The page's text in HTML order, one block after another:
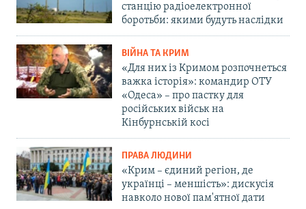
станцію радіоелектронної
боротьби: якими будуть наслідки
ВІЙНА ТА КРИМ
«Для них із Кримом розпочнеться
важка історія»: командир ОТУ
«Одеса» – про пастку для
російських військ на
Кінбурнській косі
ПРАВА ЛЮДИНИ
«Крим – єдиний регіон, де
українці – меншість»: дискусія
навколо нової пам'ятної дати